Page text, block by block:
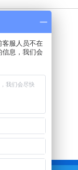
客服人员不在
信息，我们会